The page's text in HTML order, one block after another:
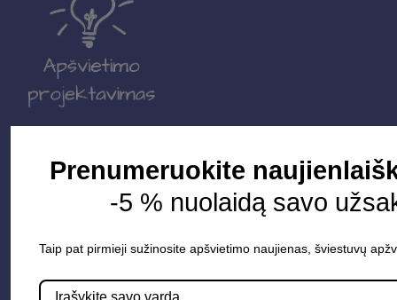
Apšvietimo sistemos
Lauko šviestuvai
LED juostos
Prenumeruokite
-5 % nuolaidą savo
Taip pat pirmieji sužinosite apšvietimo naujienas, šviestuvų